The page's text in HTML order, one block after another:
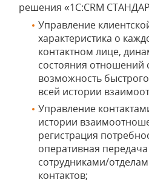
решения «1С:CRM
Управление
характеристика о
контактном лице,
состояния отношений
возможность
всей истории
Управление
истории
регистрация
оперативная
сотрудниками/
контактов;